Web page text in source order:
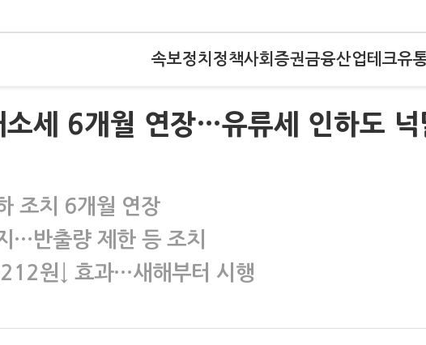
속보정치 정책사회 증권금융산업테크유
소세 6개월 연장…유류세 인하도 넉
조치 6개월 연장
…반출량 제한 등 조치
원↓ 효과…새해부터 시행